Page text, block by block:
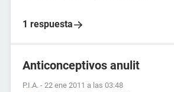
1 respuesta
Anticonceptivos anulit
P.I.A. - 22 ene 2011 a las 03:48